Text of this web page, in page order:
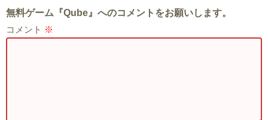
無料ゲーム『Qube』へのコメントをお願いします。
コメント ※